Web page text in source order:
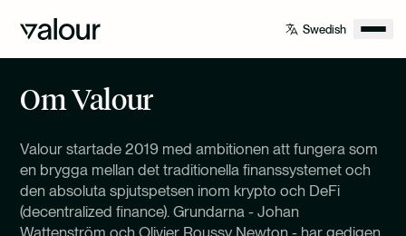
Om Valour
Valour startade 2019 med ambitionen att fungera som
en brygga mellan det traditionella finanssystemet och
den absoluta spjutspetsen inom krypto och DeFi
(decentralized finance). Grundarna - Johan
Wattenström och Olivier Roussy Newton - har gedigen